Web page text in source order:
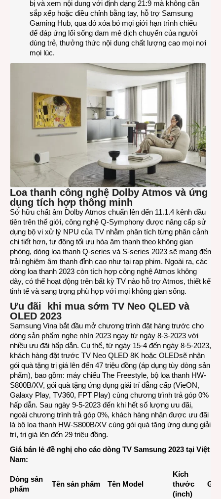
bị và xem nội dung với định dạng 21:9 mà không cần
sắp xếp hoặc điều chỉnh bằng tay, hỗ trợ Samsung
Gaming Hub, qua đó xóa bỏ mọi giới hạn trình chiếu
để đáp ứng lối sống đam mê dịch chuyển của người
dùng trẻ, thưởng thức nội dung chất lượng cao mọi nơi
mọi lúc.
Loa thanh công nghệ Dolby Atmos và ứng
dụng tích hợp thông minh
Sở hữu chất âm Dolby Atmos chuẩn lên đến 11.1.4 kênh đầu
tiên trên thế giới, công nghệ Q-Symphony được nâng cấp sử
dụng bộ vi xử lý NPU của TV nhằm phân tích từng phân cảnh
chi tiết hơn, tự động tối ưu hóa âm thanh theo không gian
phòng, dòng loa thanh Q-series và S-series 2023 sẽ mang đến
trải nghiệm âm thanh đỉnh cao như tại rạp phim. Ngoài ra, các
dòng loa thanh 2023 còn tích hợp công nghệ Atmos không
dây, có thể hoạt động trên bất kỳ TV nào hỗ trợ Atmos, thiết kế
tinh tế và sang trọng phù hợp với mọi không gian sống.
Ưu đãi khi mua sớm TV Neo QLED và
OLED 2023
Samsung Vina bắt đầu mở chương trình đặt hàng trước cho
dòng sản phẩm nghe nhìn 2023 ngay từ ngày 8-3-2023 với
nhiều ưu đãi hấp dẫn. Cụ thể, từ ngày 15-4 đến ngày 8-5-2023,
khách hàng đặt trước TV Neo QLED 8K hoặc OLEDsẽ nhận
gói quà tặng trị giá lên đến 47 triệu đồng (áp dụng tùy dòng sản
phẩm), bao gồm: máy chiếu The Freestyle, bộ loa thanh HW-
S800B/XV, gói quà tặng ứng dụng giải trí đẳng cấp (VieON,
Galaxy Play, TV360, FPT Play) cùng chương trình trả góp 0%
hấp dẫn. Sau ngày 9-5-2023 đến khi hết số lượng ưu đãi,
ngoài chương trình trả góp 0%, khách hàng nhận được ưu đãi
là bộ loa thanh HW-S800B/XV cùng gói quà tặng ứng dụng giải
trí, trị giá lên đến 29 triệu đồng.
Giá bán lẻ đề nghị cho các dòng TV Samsung 2023 tại Việt
Nam:
Dòng sản
phẩm
Tên sản phẩm Tên Model
Kích
thước
(inch)
Giá